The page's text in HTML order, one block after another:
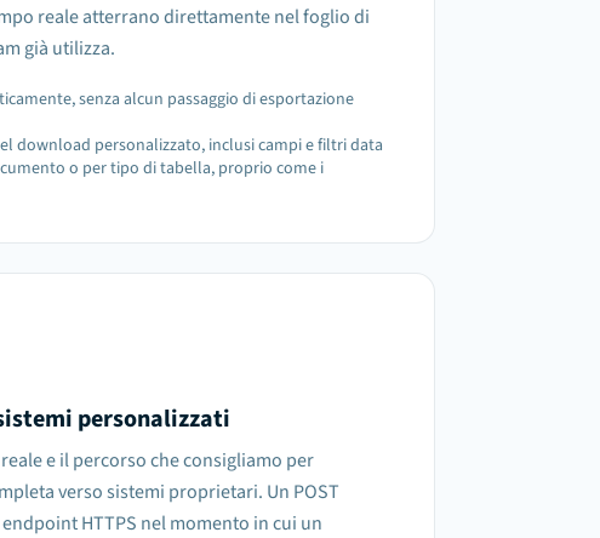
reale atterrano direttamente nel foglio di
già utilizza.
senza alcun passaggio di esportazione
download personalizzato, inclusi campi e filtri data
o per tipo di tabella, proprio come i
personalizzati
e il percorso che consigliamo per
verso sistemi proprietari. Un POST
HTTPS nel momento in cui un